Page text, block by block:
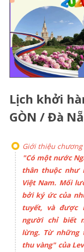
Lịch khởi
GÒN / Đà
Giới thiệu
"Có một nước
thân thuộc như
Việt Nam. Mối
bởi ký ức của
tuyết, và được
người chỉ biết
lừng. Từ những
thu vàng" của